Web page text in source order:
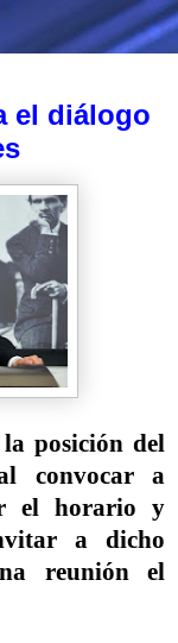
el diálogo
posición del
convocar a
el horario y
a dicho
reunión el